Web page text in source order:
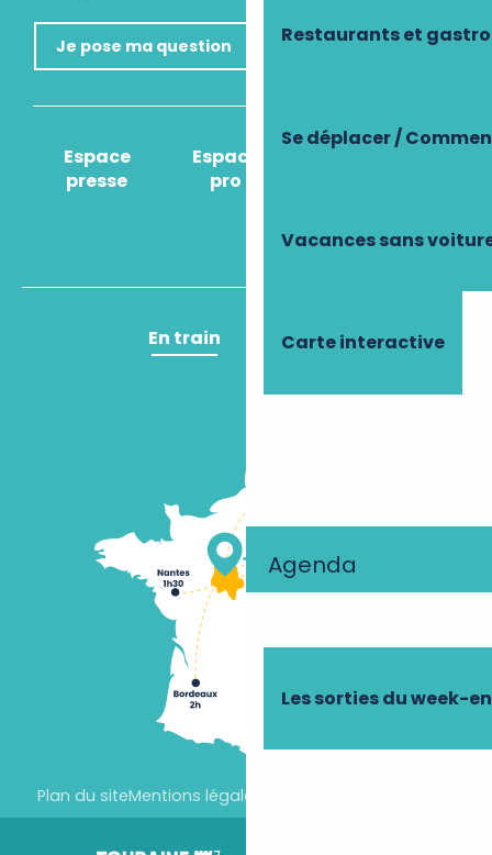
Restaurants et
Se déplacer /
Vacances sans
Carte interactive
Agenda
Les sorties du week-
Je pose ma question
Espace
presse
Espace
pro
Comment venir
En train En avion
Plan du siteMentions légales